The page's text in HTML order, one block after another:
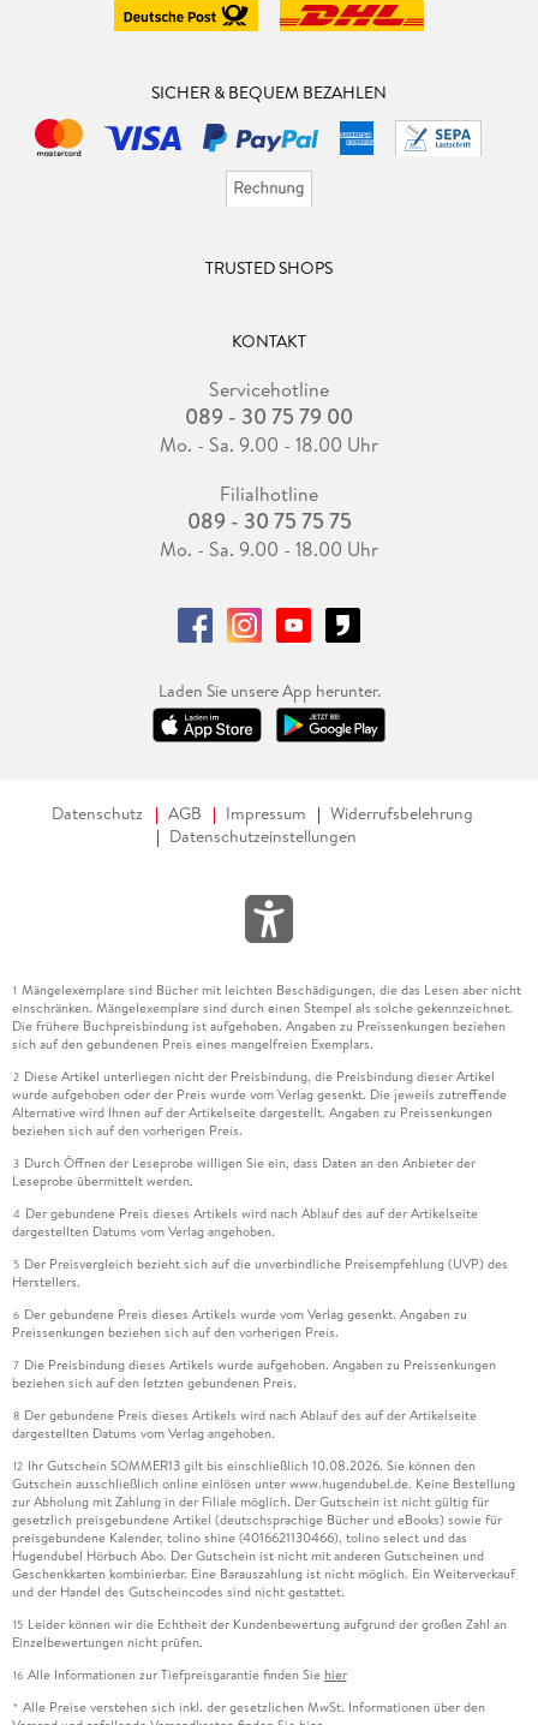
SICHER & BEQUEM BEZAHLEN
TRUSTED SHOPS
KONTAKT
Servicehotline
089 - 30 75 79 00
Mo. - Sa. 9.00 - 18.00 Uhr
Filialhotline
089 - 30 75 75 75
Mo. - Sa. 9.00 - 18.00 Uhr
Laden Sie unsere App herunter.
Datenschutz AGB Impressum
Widerrufsbelehrung
Datenschutzeinstellungen
1 Mängelexemplare sind Bücher mit leichten Beschädigungen, die das Lesen aber nicht
einschränken. Mängelexemplare sind durch einen Stempel als solche gekennzeichnet.
Die frühere Buchpreisbindung ist aufgehoben. Angaben zu Preissenkungen beziehen
sich auf den gebundenen Preis eines mangelfreien Exemplars.
2 Diese Artikel unterliegen nicht der Preisbindung, die Preisbindung dieser Artikel
wurde aufgehoben oder der Preis wurde vom Verlag gesenkt. Die jeweils zutreffende
Alternative wird Ihnen auf der Artikelseite dargestellt. Angaben zu Preissenkungen
beziehen sich auf den vorherigen Preis.
3 Durch Öffnen der Leseprobe willigen Sie ein, dass Daten an den Anbieter der
Leseprobe übermittelt werden.
4 Der gebundene Preis dieses Artikels wird nach Ablauf des auf der Artikelseite
dargestellten Datums vom Verlag angehoben.
5 Der Preisvergleich bezieht sich auf die unverbindliche Preisempfehlung (UVP) des
Herstellers.
6 Der gebundene Preis dieses Artikels wurde vom Verlag gesenkt. Angaben zu
Preissenkungen beziehen sich auf den vorherigen Preis.
7 Die Preisbindung dieses Artikels wurde aufgehoben. Angaben zu Preissenkungen
beziehen sich auf den letzten gebundenen Preis.
8 Der gebundene Preis dieses Artikels wird nach Ablauf des auf der Artikelseite
dargestellten Datums vom Verlag angehoben.
12 Ihr Gutschein SOMMER13 gilt bis einschließlich 10.08.2026. Sie können den
Gutschein ausschließlich online einlösen unter www.hugendubel.de. Keine Bestellung
zur Abholung mit Zahlung in der Filiale möglich. Der Gutschein ist nicht gültig für
gesetzlich preisgebundene Artikel (deutschsprachige Bücher und eBooks) sowie für
preisgebundene Kalender, tolino shine (4016621130466), tolino select und das
Hugendubel Hörbuch Abo. Der Gutschein ist nicht mit anderen Gutscheinen und
Geschenkkarten kombinierbar. Eine Barauszahlung ist nicht möglich. Ein Weiterverkauf
und der Handel des Gutscheincodes sind nicht gestattet.
15 Leider können wir die Echtheit der Kundenbewertung aufgrund der großen Zahl an
Einzelbewertungen nicht prüfen.
16 Alle Informationen zur Tiefpreisgarantie finden Sie hier
* Alle Preise verstehen sich inkl. der gesetzlichen MwSt. Informationen über den